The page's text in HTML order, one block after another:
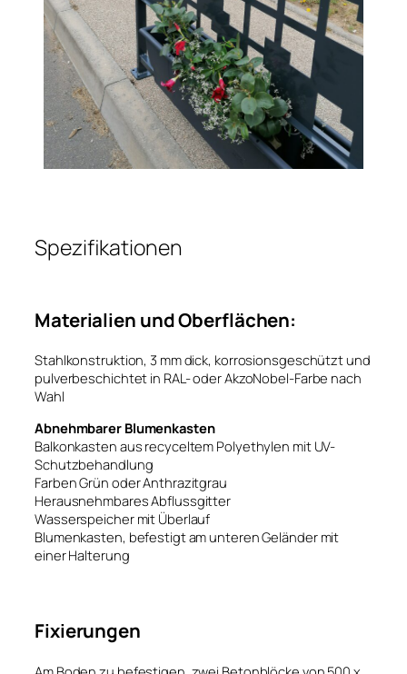
Spezifikationen
Materialien und Oberflächen:
Stahlkonstruktion, 3 mm dick, korrosionsgeschützt und
pulverbeschichtet in RAL- oder AkzoNobel-Farbe nach
Wahl
Abnehmbarer Blumenkasten
Balkonkasten aus recyceltem Polyethylen mit UV-
Schutzbehandlung
Farben Grün oder Anthrazitgrau
Herausnehmbares Abflussgitter
Wasserspeicher mit Überlauf
Blumenkasten, befestigt am unteren Geländer mit
einer Halterung
Fixierungen